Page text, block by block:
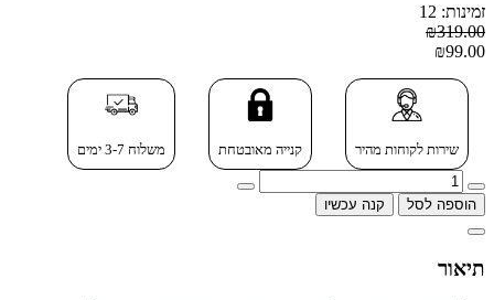
זמינות: 12
₪319.00
₪99.00
שירות לקוחות מהיר קנייה מאובטחת משלוח 3-7 ימים
הוספה לסל קנה עכשיו
תיאור